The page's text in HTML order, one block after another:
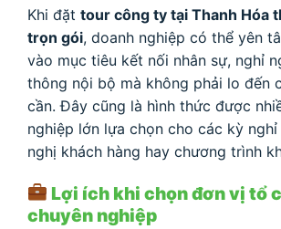
Khi đặt tour công ty tại Thanh Hóa
trọn gói, doanh nghiệp có thể yên
vào mục tiêu kết nối nhân sự, nghỉ
thông nội bộ mà không phải lo đến
cần. Đây cũng là hình thức được
nghiệp lớn lựa chọn cho các kỳ nghỉ
nghị khách hàng hay chương trình
Lợi ích khi chọn đơn vị tổ
chuyên nghiệp